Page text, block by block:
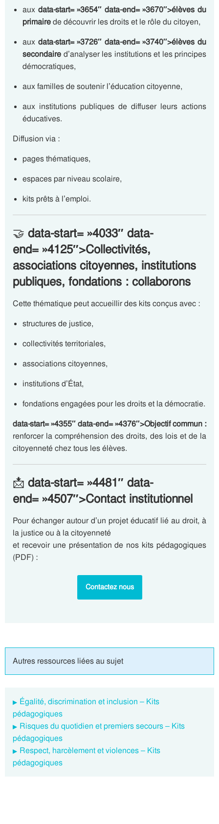
aux data-start= »3654″ data-end= »3670″>élèves du
primairede découvrir les droits et le rôle du citoyen,
aux data-start= »3726″ data-end= »3740″>élèves du
secondaire d’analyser les institutions et les principes
démocratiques,
aux familles de soutenir l’éducation citoyenne,
aux institutions publiques de diffuser leurs actions
éducatives.
Diffusion via :
pages thématiques,
espaces par niveau scolaire,
kits prêts à l’emploi.
🤝 data-start= »4033″ data-
end= »4125″>Collectivités,
associations citoyennes, institutions
publiques, fondations : collaborons
Cette thématique peut accueillir des kits conçus avec :
structures de justice,
collectivités territoriales,
associations citoyennes,
institutions d’État,
fondations engagées pour les droits et la démocratie.
data-start= »4355″ data-end= »4376″>Objectif commun :
renforcer la compréhension des droits, des lois et de la
citoyenneté chez tous les élèves.
📩 data-start= »4481″ data-
end= »4507″>Contact institutionnel
Pour échanger autour d’un projet éducatif lié au droit, à
la justice ou à la citoyenneté
et recevoir une présentation de nos kits pédagogiques
(PDF) :
Contactez nous
Autres ressources liées au sujet
Égalité, discrimination et inclusion – Kits
pédagogiques
Risques du quotidien et premiers secours – Kits
pédagogiques
Respect, harcèlement et violences – Kits
pédagogiques